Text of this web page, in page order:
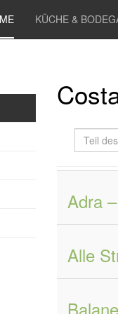
KÜCHE &
Teil
des
Adra
Alle